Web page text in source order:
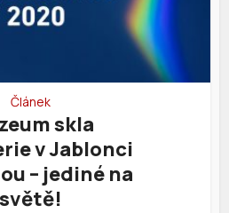
Článek
skla
v Jablonci
– jediné na
světě!